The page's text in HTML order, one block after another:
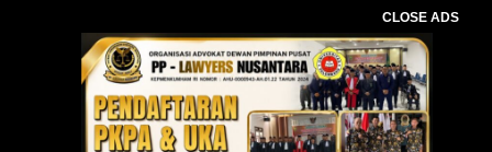
CLOSE ADS